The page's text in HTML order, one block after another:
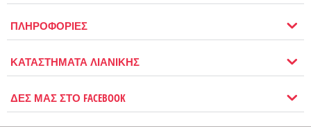
ΠΛΗΡΟΦΟΡΙΕΣ
ΚΑΤΑΣΤΗΜΑΤΑ ΛΙΑΝΙΚΗΣ
ΔΕΣ ΜΑΣ ΣΤΟ FACEBOOK